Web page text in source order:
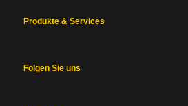
Produkte & Services
Folgen Sie uns